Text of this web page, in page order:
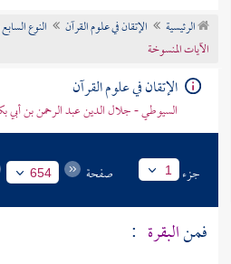
تراجم الأعلام
الرئيسية الإتقان في علوم القرآن
النوع
الآيات المنسوخة
الإتقان في علوم القرآن
السيوطي - جلال الدين عبد الرحمن بن أبي
جزء 1 صفحة 654
فمنالبقرة :